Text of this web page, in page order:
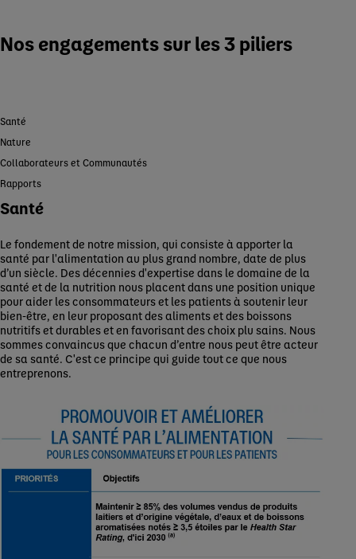
Nos engagements sur les 3 piliers
Santé
Nature
Collaborateurs et Communautés
Rapports
Santé
Le fondement de notre mission, qui consiste à apporter la
santé par l'alimentation au plus grand nombre, date de plus
d’un siècle. Des décennies d'expertise dans le domaine de la
santé et de la nutrition nous placent dans une position unique
pour aider les consommateurs et les patients à soutenir leur
bien-être, en leur proposant des aliments et des boissons
nutritifs et durables et en favorisant des choix plu sains. Nous
sommes convaincus que chacun d’entre nous peut être acteur
de sa santé. C'est ce principe qui guide tout ce que nous
entreprenons.